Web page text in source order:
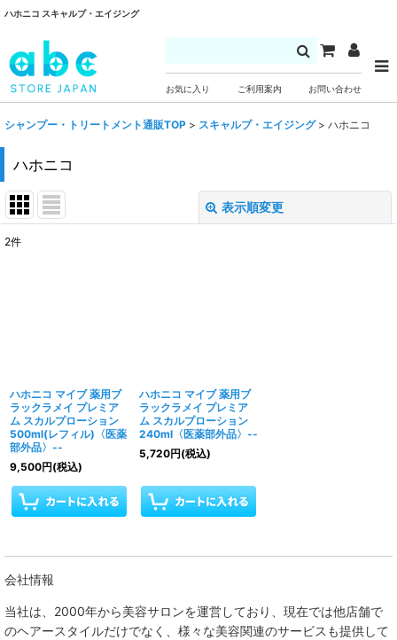
ハホニコ スキャルプ・エイジング
お気に入り ご利用案内 お問い合わせ
シャンプー・トリートメント通販TOP > スキャルプ・エイジング > ハホニコ
ハホニコ
表示順変更
2件
ハホニコ マイブ 薬用ブ
ラックラメイ プレミア
ム スカルプローション
500ml(レフィル)〈医薬
部外品〉--
9,500円(税込)
ハホニコ マイブ 薬用ブ
ラックラメイ プレミア
ム スカルプローション
240ml〈医薬部外品〉--
5,720円(税込)
会社情報
当社は、 2000年から美容サロンを運営しており、現在では他店舗で
のヘアースタイルだけでなく、様々な美容関連のサービスも提供して